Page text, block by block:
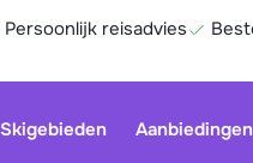
Persoonlijk reisadvies
Skigebieden Aanbiedingen